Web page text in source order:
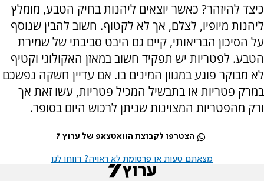
כיצד להיזהר? כאשר יוצאים ליהנות בחיק הטבע, מומלץ
ליהנות מיופיו, לצלם, אך לא לקטוף. חשוב להבין שנוסף
על הסיכון הבריאותי, קיים גם היבט סביבתי של שמירת
הטבע. לפטריות יש תפקיד חשוב במאזן האקולוגי וקטיף
לא מבוקר פוגע במגוון המינים בו. אם עדיין חשקה נפשכם
במרק פטריות או בתבשיל המכיל פטריות, עשו זאת אך
ורק מהפטריות המצוינות שניתן לרכוש היום בסופר.
הצטרפו לקבוצת הוואטצאפ של ערוץ 7
מצאתם טעות או פרסומת לא ראויה? דווחו לנו